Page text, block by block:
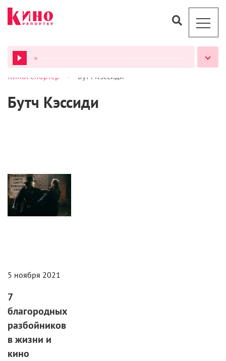
ВСЕ ПОДКАСТЫ
КиноРепортер > Бутч Кэссиди
Бутч Кэссиди
5 ноября 2021
7
благородных
разбойников
в жизни и
кино